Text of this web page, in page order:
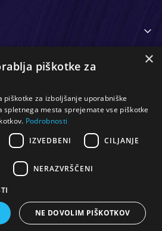
& nohti / Orodje - kozmetično /
& zaščita / Ostalo
Produkcija:PNV d.o.o.
×
piškotke za
za izboljšanje uporabniške
spletnega mesta sprejemate vse piškotke
Podrobnosti
IZVEDBENI CILJANJE
NERAZVRŠČENI
NE DOVOLIM PIŠKOTKOV